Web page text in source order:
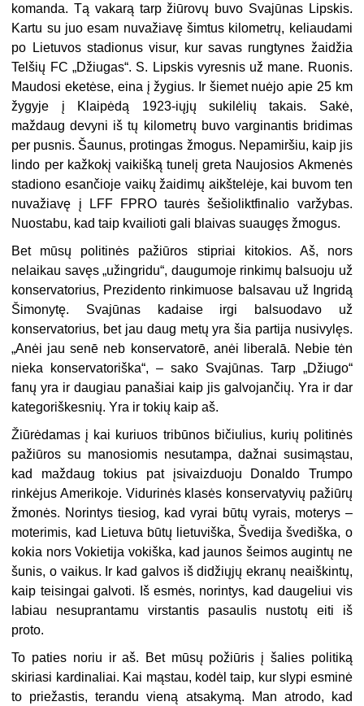
komanda. Tą vakarą tarp žiūrovų buvo Svajūnas Lipskis.
Kartu su juo esam nuvažiavę šimtus kilometrų, keliaudami
po Lietuvos stadionus visur, kur savas rungtynes žaidžia
Telšių FC „Džiugas“. S. Lipskis vyresnis už mane. Ruonis.
Maudosi eketėse, eina į žygius. Ir šiemet nuėjo apie 25 km
žygyje į Klaipėdą 1923-iųjų sukilėlių takais. Sakė,
maždaug devyni iš tų kilometrų buvo varginantis bridimas
per pusnis. Šaunus, protingas žmogus. Nepamiršiu, kaip jis
lindo per kažkokį vaikišką tunelį greta Naujosios Akmenės
stadiono esančioje vaikų žaidimų aikštelėje, kai buvom ten
nuvažiavę į LFF FPRO taurės šešioliktfinalio varžybas.
Nuostabu, kad taip kvailioti gali blaivas suaugęs žmogus.
Bet mūsų politinės pažiūros stipriai kitokios. Aš, nors
nelaikau savęs „užingridu“, daugumoje rinkimų balsuoju už
konservatorius, Prezidento rinkimuose balsavau už Ingridą
Šimonytę. Svajūnas kadaise irgi balsuodavo už
konservatorius, bet jau daug metų yra šia partija nusivylęs.
„Anėi jau senē neb konservatorē, anėi liberalā. Nebie tėn
nieka konservatoriška“, – sako Svajūnas. Tarp „Džiugo“
fanų yra ir daugiau panašiai kaip jis galvojančių. Yra ir dar
kategoriškesnių. Yra ir tokių kaip aš.
Žiūrėdamas į kai kuriuos tribūnos bičiulius, kurių politinės
pažiūros su manosiomis nesutampa, dažnai susimąstau,
kad maždaug tokius pat įsivaizduoju Donaldo Trumpo
rinkėjus Amerikoje. Vidurinės klasės konservatyvių pažiūrų
žmonės. Norintys tiesiog, kad vyrai būtų vyrais, moterys –
moterimis, kad Lietuva būtų lietuviška, Švedija švediška, o
kokia nors Vokietija vokiška, kad jaunos šeimos augintų ne
šunis, o vaikus. Ir kad galvos iš didžiųjų ekranų neaiškintų,
kaip teisingai galvoti. Iš esmės, norintys, kad daugeliui vis
labiau nesuprantamu virstantis pasaulis nustotų eiti iš
proto.
To paties noriu ir aš. Bet mūsų požiūris į šalies politiką
skiriasi kardinaliai. Kai mąstau, kodėl taip, kur slypi esminė
to priežastis, terandu vieną atsakymą. Man atrodo, kad